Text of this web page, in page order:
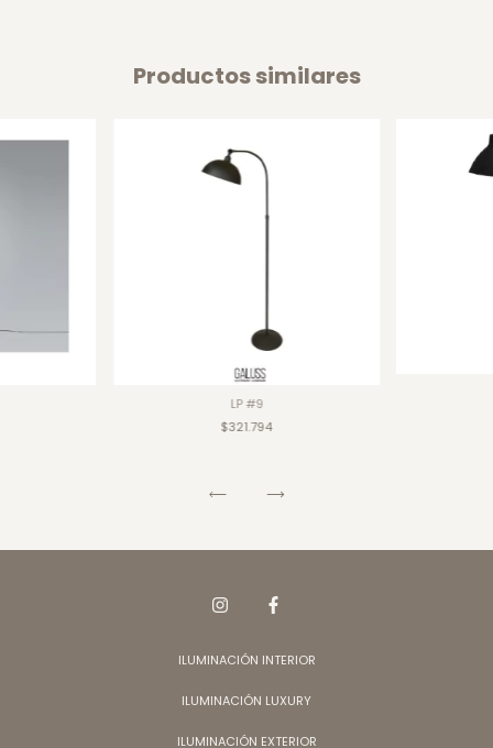
Productos similares
LP #9
$321.794
ILUMINACIÓN INTERIOR
ILUMINACIÓN LUXURY
ILUMINACIÓN EXTERIOR